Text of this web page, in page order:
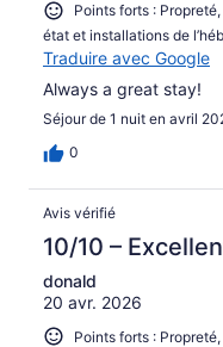
Points forts :
état et installations de
Traduire avec Google
Always a great stay!
Séjour de 1 nuit en avril
0
Avis vérifié
10/10 –
donald
20 avr. 2026
Points forts :